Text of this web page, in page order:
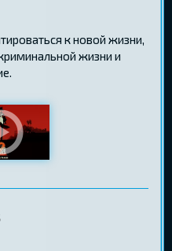
к новой жизни,
жизни и